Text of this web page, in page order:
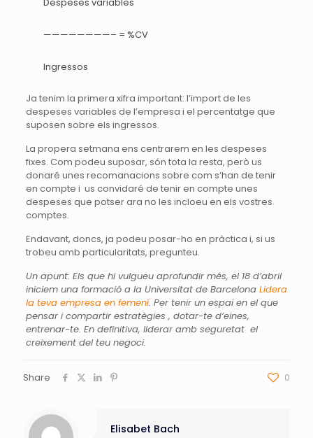
Despeses variables
————————– = %CV
Ingressos
Ja tenim la primera xifra important: l’import de les
despeses variables de l’empresa i el percentatge que
suposen sobre els ingressos.
La propera setmana ens centrarem en les despeses
fixes. Com podeu suposar, són tota la resta, però us
donaré unes recomanacions sobre com s’han de tenir
en compte i us convidaré de tenir en compte unes
despeses que potser ara no les incloeu en els vostres
comptes.
Endavant, doncs, ja podeu posar-ho en pràctica i, si us
trobeu amb particularitats, pregunteu.
Un apunt: Els que hi vulgueu aprofundir més, el 18 d’abril
iniciem una formació a la Universitat de Barcelona Lidera
la teva empresa en femení. Per tenir un espai en el que
pensar i compartir estratègies , dotar-te d’eines,
entrenar-te. En definitiva, liderar amb seguretat el
creixement del teu negoci.
Share 0
Elisabet Bach